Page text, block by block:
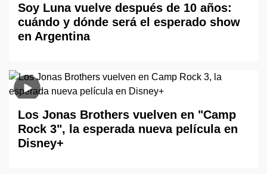
Soy Luna vuelve después de 10 años:
cuándo y dónde será el esperado show
en Argentina
Los Jonas Brothers vuelven en "Camp
Rock 3", la esperada nueva película en
Disney+